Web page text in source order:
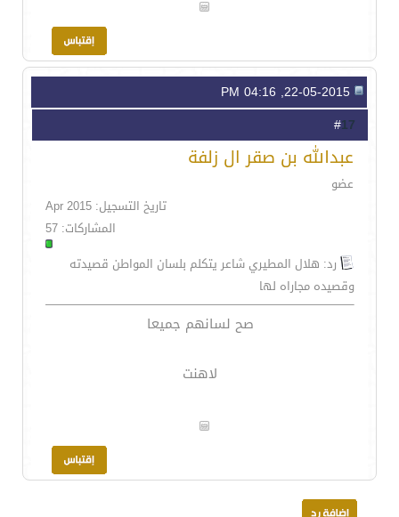
17
عبدالله بن صقر ال زلفة
عضو
تاريخ التسجيل: Apr 2015
المشاركات: 57
رد: هلال المطيري شاعر يتكلم بلسان المواطن قصيدته
وقصيده مجاراه لها
صح لسانهم جميعا
لاهنت